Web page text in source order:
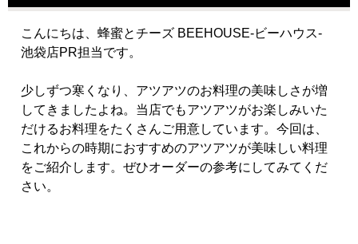
こんにちは、蜂蜜とチーズ BEEHOUSE-ビーハウス-
池袋店PR担当です。
少しずつ寒くなり、アツアツのお料理の美味しさが増
してきましたよね。当店でもアツアツがお楽しみいた
だけるお料理をたくさんご用意しています。今回は、
これからの時期におすすめのアツアツが美味しい料理
をご紹介します。ぜひオーダーの参考にしてみてくだ
さい。